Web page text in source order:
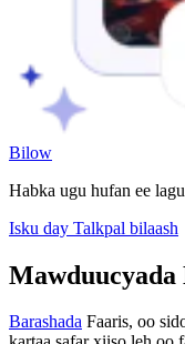
Bilow
Habka ugu hufan ee
Isku day Talkpal bilaash
Mawduucyada
Barashada Faaris, oo